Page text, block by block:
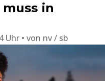
in
Uhr von nv / sb